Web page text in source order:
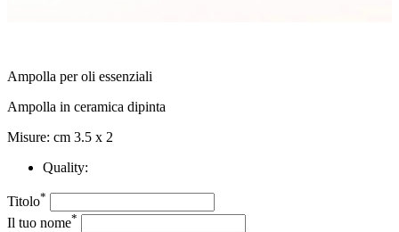
Ampolla per oli essenziali
Ampolla in ceramica dipinta
Misure: cm 3.5 x 2
Quality:
Titolo*
Il tuo nome*